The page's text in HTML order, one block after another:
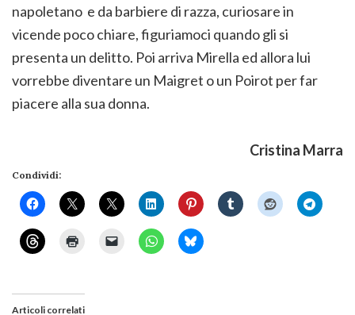
napoletano e da barbiere di razza, curiosare in
vicende poco chiare, figuriamoci quando gli si
presenta un delitto. Poi arriva Mirella ed allora lui
vorrebbe diventare un Maigret o un Poirot per far
piacere alla sua donna.
Cristina Marra
Condividi:
Articoli correlati